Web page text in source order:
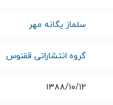
سلماز یگانه مهر
گروه انتشاراتی ققنوس
۱۳۸۸/۱۰/۱۲